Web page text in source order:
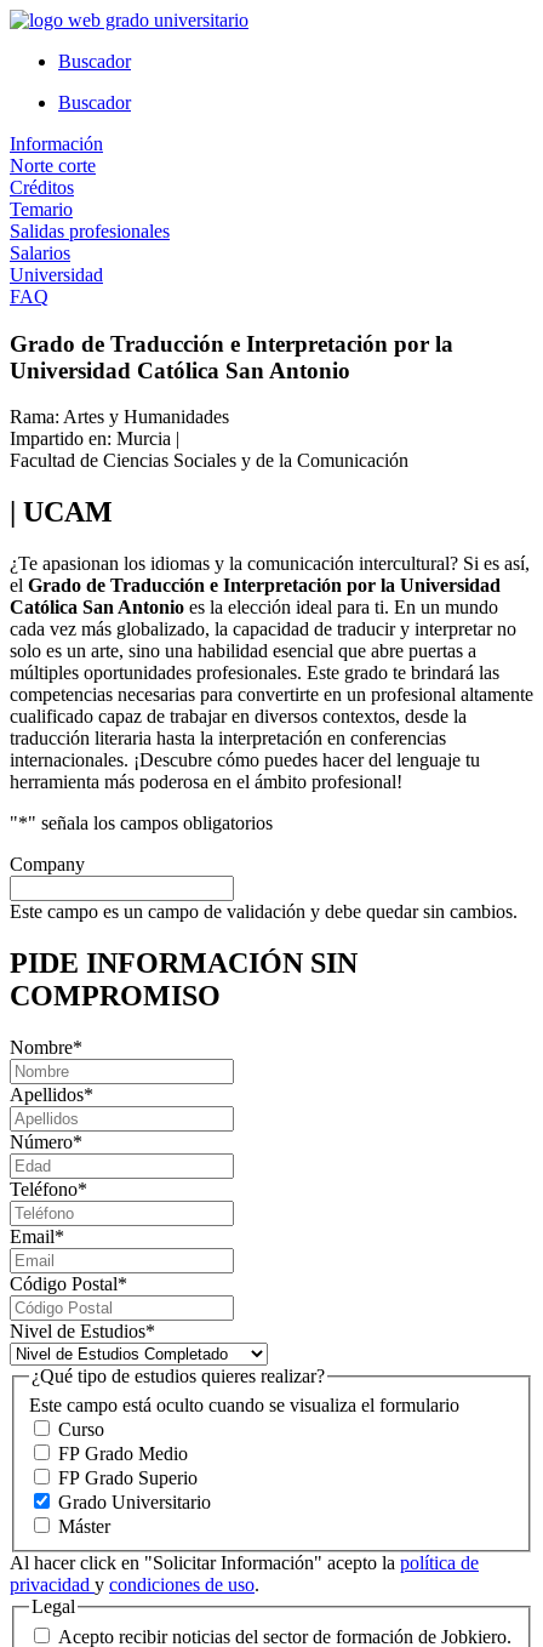
Ir
contenidoBuscador
Buscador
Información
Norte corte
Créditos
Temario
Salidas profesionales
Salarios
Universidad
FAQ
Grado de Traducción e Interpretación por la
Universidad Católica San Antonio
Rama: Artes y Humanidades
Impartido en: Murcia |
Facultad de Ciencias Sociales y de la Comunicación
| UCAM
¿Te apasionan los idiomas y la comunicación intercultural? Si es así,
el Grado de Traducción e Interpretación por la Universidad
Católica San Antonio es la elección ideal para ti. En un mundo
cada vez más globalizado, la capacidad de traducir y interpretar no
solo es un arte, sino una habilidad esencial que abre puertas a
múltiples oportunidades profesionales. Este grado te brindará las
competencias necesarias para convertirte en un profesional altamente
cualificado capaz de trabajar en diversos contextos, desde la
traducción literaria hasta la interpretación en conferencias
internacionales. ¡Descubre cómo puedes hacer del lenguaje tu
herramienta más poderosa en el ámbito profesional!
"*" señala los campos obligatorios
Company
Este campo es un campo de validación y debe quedar sin cambios.
PIDE INFORMACIÓN SIN
COMPROMISO
Nombre*
Apellidos*
Número*
Teléfono*
Email*
Código Postal*
Nivel de Estudios*
Este campo está oculto cuando se visualiza el formulario
¿Qué tipo de estudios quieres realizar?
Curso
FP Grado Medio
FP Grado Superio
Grado Universitario
Máster
Al hacer click en "Solicitar Información" acepto la política de
privacidad y condiciones de uso.
Legal
Acepto recibir noticias del sector de formación de Jobkiero.